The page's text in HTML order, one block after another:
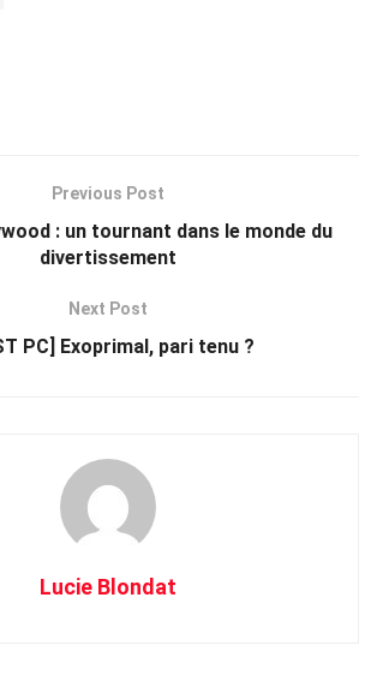
Previous Post
: un tournant dans le monde du
divertissement
Next Post
PC] Exoprimal, pari tenu ?
Lucie Blondat